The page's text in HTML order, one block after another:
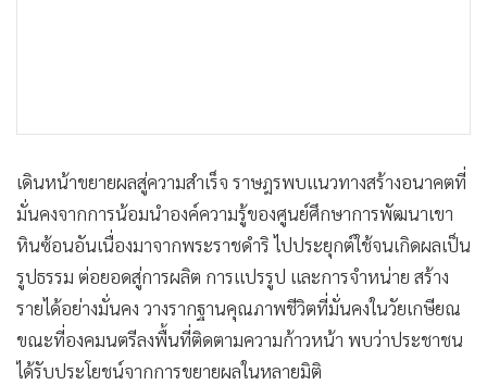
• วิทยาศาสตร์
• SMEs
• หุ้น
• อินโดจีน
กองทุนรวม
• Celeb Online
เดินหน้าขยายผลสู่ความสำเร็จ ราษฎรพบแนวทางสร้างอนาคตที่
มั่นคงจากการน้อมนำองค์ความรู้ของศูนย์ศึกษาการพัฒนาเขา
หินซ้อนอันเนื่องมาจากพระราชดำริ ไปประยุกต์ใช้จนเกิดผลเป็น
รูปธรรม ต่อยอดสู่การผลิต การแปรรูป และการจำหน่าย สร้าง
รายได้อย่างมั่นคง วางรากฐานคุณภาพชีวิตที่มั่นคงในวัยเกษียณ
ขณะที่องคมนตรีลงพื้นที่ติดตามความก้าวหน้า พบว่าประชาชน
ได้รับประโยชน์จากการขยายผลในหลายมิติ